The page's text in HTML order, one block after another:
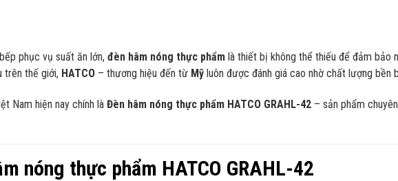
phục vụ suất ăn lớn, đèn hâm nóng thực phẩm là thiết bị không thể thiếu để đảm bảo
trên thế giới, HATCO – thương hiệu đến từ Mỹ luôn được đánh giá cao nhờ chất lượng bền
Nam hiện nay chính là Đèn hâm nóng thực phẩm HATCO GRAHL-42 – sản phẩm
nóng thực phẩm HATCO GRAHL-42